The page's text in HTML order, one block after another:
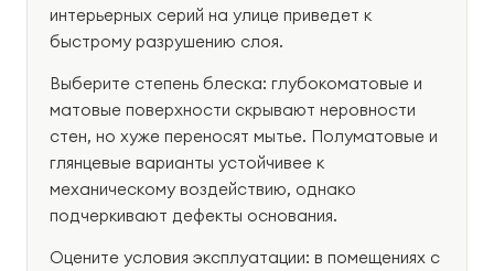
интерьерных серий на улице приведет к
быстрому разрушению слоя.
Выберите степень блеска: глубокоматовые и
матовые поверхности скрывают неровности
стен, но хуже переносят мытье. Полуматовые и
глянцевые варианты устойчивее к
механическому воздействию, однако
подчеркивают дефекты основания.
Оцените условия эксплуатации: в помещениях с